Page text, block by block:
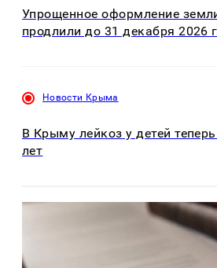
Упрощенное оформление
продлили до 31 декабря 2026
Новости Крыма
В Крыму лейкоз у детей
лет